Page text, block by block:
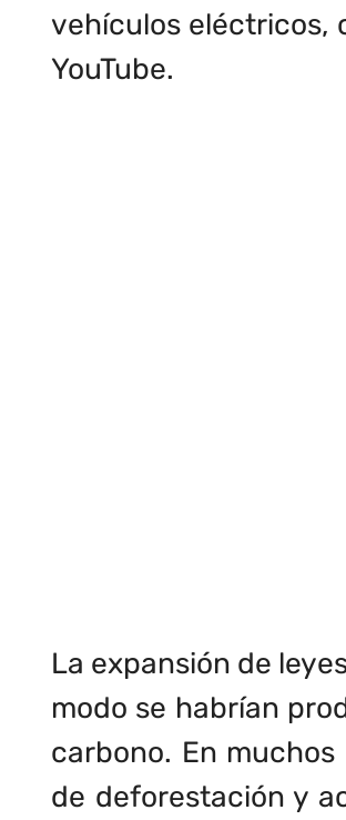
vehículos eléctricos,
YouTube.
La expansión de
modo se habrían
carbono. En
de deforestación y